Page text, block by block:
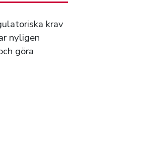
krav
nyligen
göra